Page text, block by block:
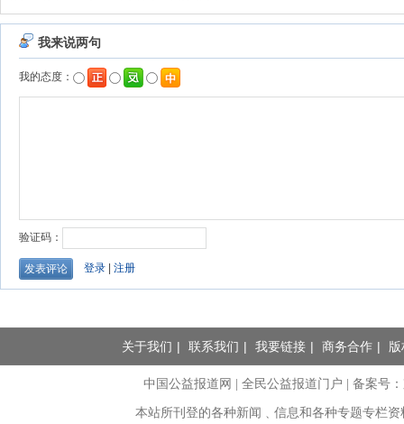
关于我们 | 联系我们 | 我要链接 | 商务合作 |
中国公益报道网 | 全民公益报道门户 |备案号
本站所刊登的各种新闻﹑信息和各种专题专栏